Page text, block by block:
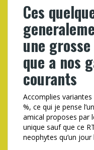
Ces
une
que a nos
courants
Accomplies
%, ce qui je pense
amical proposes par
unique sauf que ce
neophytes qu’un